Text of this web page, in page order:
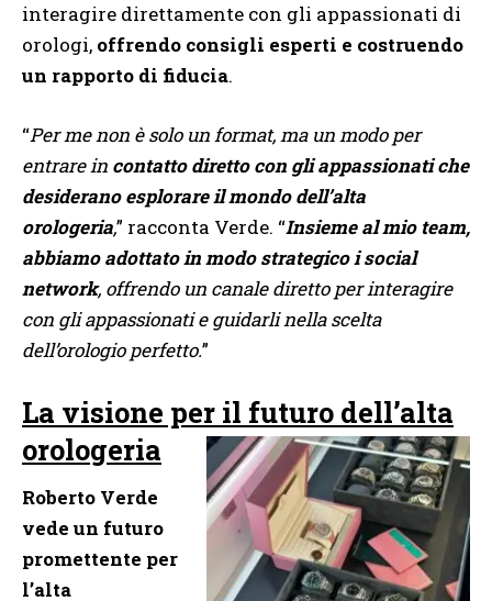
interagire direttamente con gli appassionati di
orologi, offrendo consigli esperti e costruendo
un rapporto di fiducia.
“Per me non è solo un format, ma un modo per
entrare in contatto diretto con gli appassionati che
desiderano esplorare il mondo dell’alta
orologeria,” racconta Verde. “Insieme al mio team,
abbiamo adottato in modo strategico i social
network, offrendo un canale diretto per interagire
con gli appassionati e guidarli nella scelta
dell’orologio perfetto.”
La visione per il futuro dell’alta
orologeria
Roberto Verde
vede un futuro
promettente per
l’alta